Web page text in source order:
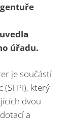
úřadu.
je součástí
který
dvou
a